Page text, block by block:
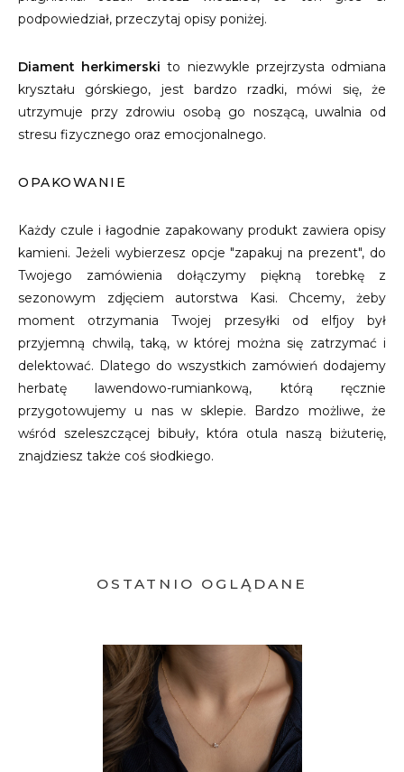
podpowiedział, przeczytaj opisy poniżej.
Diament herkimerski to niezwykle przejrzysta odmiana
kryształu górskiego, jest bardzo rzadki, mówi się, że
utrzymuje przy zdrowiu osobą go noszącą, uwalnia od
stresu fizycznego oraz emocjonalnego.
OPAKOWANIE
Każdy czule i łagodnie zapakowany produkt zawiera opisy
kamieni. Jeżeli wybierzesz opcje "zapakuj na prezent", do
Twojego zamówienia dołączymy piękną torebkę z
sezonowym zdjęciem autorstwa Kasi. Chcemy, żeby
moment otrzymania Twojej przesyłki od elfjoy był
przyjemną chwilą, taką, w której można się zatrzymać i
delektować. Dlatego do wszystkich zamówień dodajemy
herbatę lawendowo-rumiankową, którą ręcznie
przygotowujemy u nas w sklepie. Bardzo możliwe, że
wśród szeleszczącej bibuły, która otula naszą biżuterię,
znajdziesz także coś słodkiego.
OSTATNIO OGLĄDANE